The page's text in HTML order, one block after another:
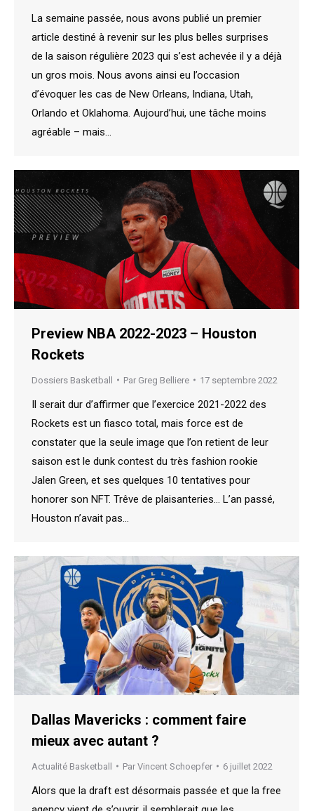
La semaine passée, nous avons publié un premier
article destiné à revenir sur les plus belles surprises
de la saison régulière 2023 qui s’est achevée il y a déjà
un gros mois. Nous avons ainsi eu l’occasion
d’évoquer les cas de New Orleans, Indiana, Utah,
Orlando et Oklahoma. Aujourd’hui, une tâche moins
agréable – mais…
Preview NBA 2022-2023 – Houston
Rockets
Dossiers Basketball Par Greg Belliere 17 septembre 2022
Il serait dur d’affirmer que l’exercice 2021-2022 des
Rockets est un fiasco total, mais force est de
constater que la seule image que l’on retient de leur
saison est le dunk contest du très fashion rookie
Jalen Green, et ses quelques 10 tentatives pour
honorer son NFT. Trêve de plaisanteries… L’an passé,
Houston n’avait pas…
Dallas Mavericks : comment faire
mieux avec autant ?
Actualité Basketball Par Vincent Schoepfer 6 juillet 2022
Alors que la draft est désormais passée et que la free